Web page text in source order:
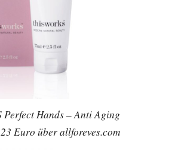
Perfect Hands – Anti Aging
Euro über allforeves.com